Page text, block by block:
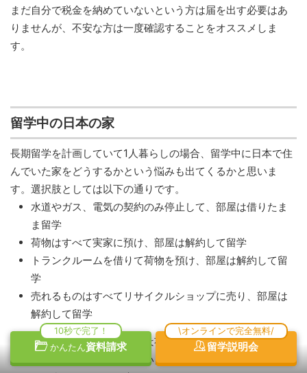
まだ自分で税金を納めていないという方は届を出す必要はあ
りませんが、不安な方は一度確認することをオススメしま
す。
留学中の日本の家
長期留学を計画していて1人暮らしの場合、留学中に日本で住
んでいた家をどうするかという悩みも出てくるかと思いま
す。選択肢としては以下の通りです。
水道やガス、電気の契約のみ停止して、部屋は借りたま
ま留学
荷物はすべて実家に預け、部屋は解約して留学
トランクルームを借りて荷物を預け、部屋は解約して留
学
売れるものはすべてリサイクルショップに売り、部屋は
解約して留学
長期で留学する方は、留学中は荷物をどこかに預けて部屋は
解約してしまうという方が多いようです。最近では
かんたん資料請求
10秒で完了！
留学説明会
\オンラインで完全無料/